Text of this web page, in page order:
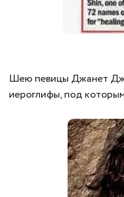
Шею певицы Джанет
иероглифы, под